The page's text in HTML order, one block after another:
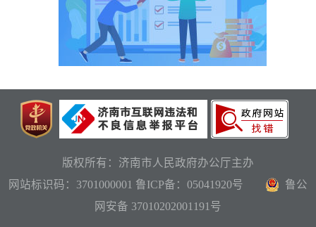
版权所有：济南市人民政府办公厅主办
网站标识码：3701000001 鲁ICP备：05041920号
鲁公
网安备 37010202001191号